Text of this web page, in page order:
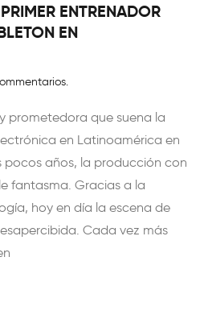
ENTRENADOR
EN
prometedora que suena la
en Latinoamérica en
años, la producción con
fantasma. Gracias a la
hoy en día la escena de
Cada vez más